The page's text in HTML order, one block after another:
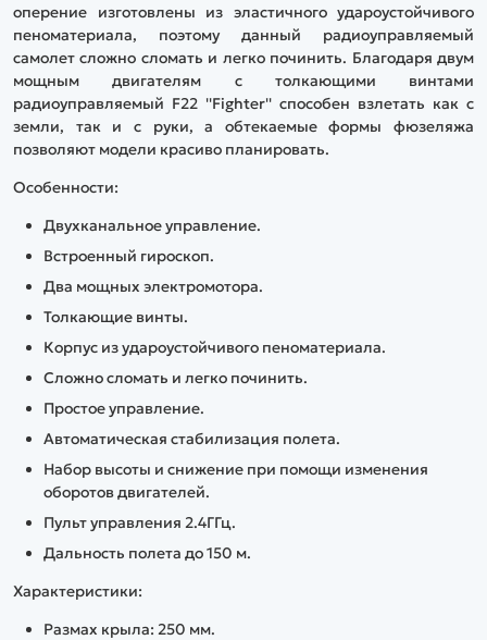
оперение изготовлены из эластичного удароустойчивого
пеноматериала, поэтому данный радиоуправляемый
самолет сложно сломать и легко починить. Благодаря двум
мощным двигателям с толкающими винтами
радиоуправляемый F22 ''Fighter'' способен взлетать как с
земли, так и с руки, а обтекаемые формы фюзеляжа
позволяют модели красиво планировать.
Особенности:
Двухканальное управление.
Встроенный гироскоп.
Два мощных электромотора.
Толкающие винты.
Корпус из удароустойчивого пеноматериала.
Сложно сломать и легко починить.
Простое управление.
Автоматическая стабилизация полета.
Набор высоты и снижение при помощи изменения
оборотов двигателей.
Пульт управления 2.4ГГц.
Дальность полета до 150 м.
Характеристики:
Размах крыла: 250 мм.